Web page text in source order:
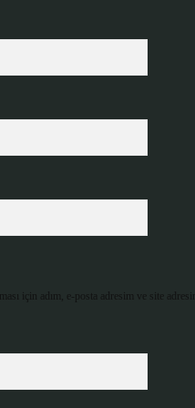
için adım, e-posta adresim ve site